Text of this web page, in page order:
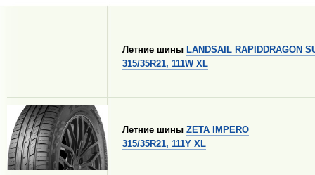
Летние шины LANDSAIL RAPIDDRAGON
315/35R21, 111W XL
Летние шины ZETA IMPERO
315/35R21, 111Y XL